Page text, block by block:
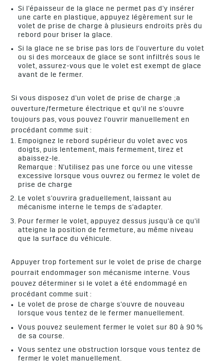
Si l'épaisseur de la glace ne permet pas d'y insérer
une carte en plastique, appuyez légèrement sur le
volet de prise de charge à plusieurs endroits près du
rebord pour briser la glace.
Si la glace ne se brise pas lors de l'ouverture du volet
ou si des morceaux de glace se sont infiltrés sous le
volet, assurez-vous que le volet est exempt de glace
avant de le fermer.
Si vous disposez d'un volet de prise de charge ;a
ouverture/fermeture électrique et qu'il ne s'ouvre
toujours pas, vous pouvez l'ouvrir manuellement en
procédant comme suit :
Empoignez le rebord supérieur du volet avec vos
doigts, puis lentement, mais fermement, tirez et
abaissez-le.
Remarque : N'utilisez pas une force ou une vitesse
excessive lorsque vous ouvrez ou fermez le volet de
prise de charge
Le volet s'ouvrira graduellement, laissant au
mécanisme interne le temps de s'adapter.
Pour fermer le volet, appuyez dessus jusqu'à ce qu'il
atteigne la position de fermeture, au même niveau
que la surface du véhicule.
Appuyer trop fortement sur le volet de prise de charge
pourrait endommager son mécanisme interne. Vous
pouvez déterminer si le volet a été endommagé en
procédant comme suit :
Le volet de prose de charge s'ouvre de nouveau
lorsque vous tentez de le fermer manuellement.
Vous pouvez seulement fermer le volet sur 80 à 90 %
de sa course.
Vous sentez une obstruction lorsque vous tentez de
fermer le volet manuellement.